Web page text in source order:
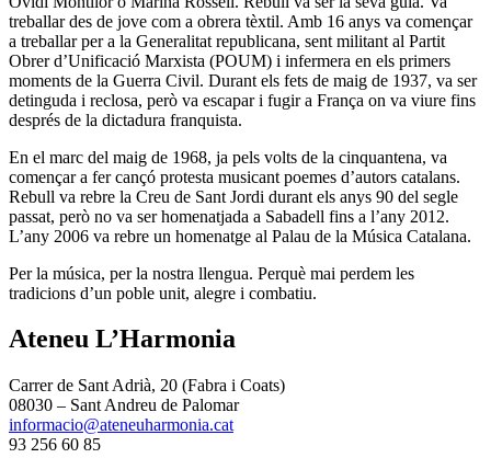
treballar des de jove com a obrera tèxtil. Amb 16 anys va començar
a treballar per a la Generalitat republicana, sent militant al Partit
Obrer d’Unificació Marxista (POUM) i infermera en els primers
moments de la Guerra Civil. Durant els fets de maig de 1937, va ser
detinguda i reclosa, però va escapar i fugir a França on va viure fins
després de la dictadura franquista.
En el marc del maig de 1968, ja pels volts de la cinquantena, va
començar a fer cançó protesta musicant poemes d’autors catalans.
Rebull va rebre la Creu de Sant Jordi durant els anys 90 del segle
passat, però no va ser homenatjada a Sabadell fins a l’any 2012.
L’any 2006 va rebre un homenatge al Palau de la Música Catalana.
Per la música, per la nostra llengua. Perquè mai perdem les
tradicions d’un poble unit, alegre i combatiu.
Ateneu L’Harmonia
Carrer de Sant Adrià, 20 (Fabra i Coats)
08030 – Sant Andreu de Palomar
informacio@ateneuharmonia.cat
93 256 60 85